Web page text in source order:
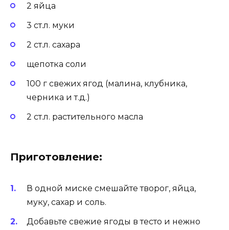
2 яйца
3 ст.л. муки
2 ст.л. сахара
щепотка соли
100 г свежих ягод (малина, клубника,
черника и т.д.)
2 ст.л. растительного масла
Приготовление:
В одной миске смешайте творог, яйца,
муку, сахар и соль.
Добавьте свежие ягоды в тесто и нежно